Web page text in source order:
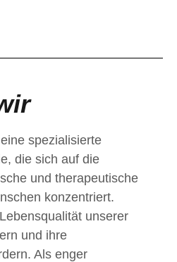
spezialisierte
die sich auf die
und therapeutische
konzentriert.
unserer
und ihre
Als enger